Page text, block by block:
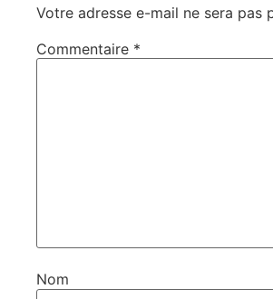
Votre adresse e-mail ne sera pas
Commentaire *
Nom